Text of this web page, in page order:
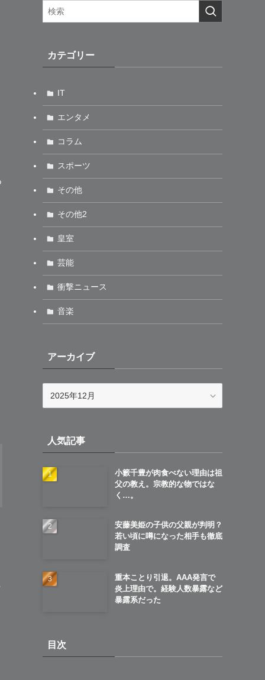
カテゴリー
IT
エンタメ
コラム
スポーツ
その他
その他2
皇室
芸能
衝撃ニュース
音楽
アーカイブ
ブ人気記事
小籔千豊が肉食べない理由は祖
父の教え。宗教的な物ではな
く…。
安藤美姫の子供の父親が判明？
若い頃に噂になった相手も徹底
調査
重本ことり引退。AAA発言で
炎上理由で。経験人数暴露など
暴露系だった
目次